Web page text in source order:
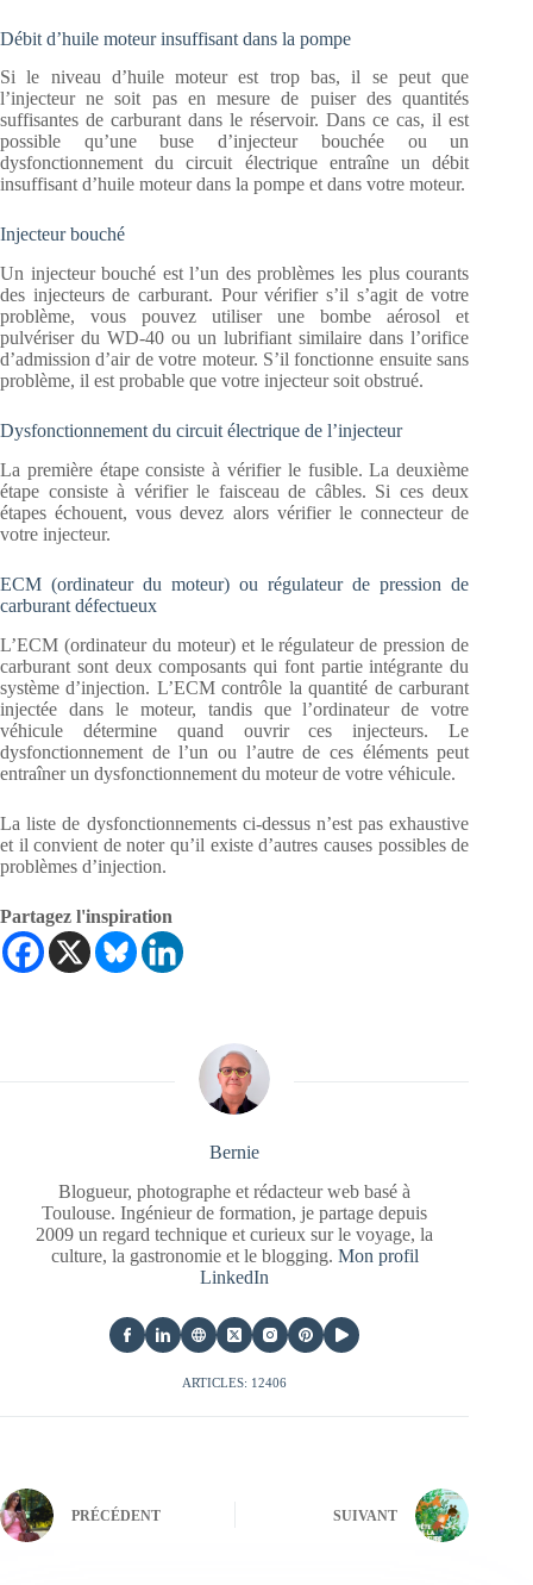
Débit d’huile moteur insuffisant dans la pompe
Si le niveau d’huile moteur est trop bas, il se peut que
l’injecteur ne soit pas en mesure de puiser des quantités
suffisantes de carburant dans le réservoir. Dans ce cas, il est
possible qu’une buse d’injecteur bouchée ou un
dysfonctionnement du circuit électrique entraîne un débit
insuffisant d’huile moteur dans la pompe et dans votre moteur.
Injecteur bouché
Un injecteur bouché est l’un des problèmes les plus courants
des injecteurs de carburant. Pour vérifier s’il s’agit de votre
problème, vous pouvez utiliser une bombe aérosol et
pulvériser du WD-40 ou un lubrifiant similaire dans l’orifice
d’admission d’air de votre moteur. S’il fonctionne ensuite sans
problème, il est probable que votre injecteur soit obstrué.
Dysfonctionnement du circuit électrique de l’injecteur
La première étape consiste à vérifier le fusible. La deuxième
étape consiste à vérifier le faisceau de câbles. Si ces deux
étapes échouent, vous devez alors vérifier le connecteur de
votre injecteur.
ECM (ordinateur du moteur) ou régulateur de pression de
carburant défectueux
L’ECM (ordinateur du moteur) et le régulateur de pression de
carburant sont deux composants qui font partie intégrante du
système d’injection. L’ECM contrôle la quantité de carburant
injectée dans le moteur, tandis que l’ordinateur de votre
véhicule détermine quand ouvrir ces injecteurs. Le
dysfonctionnement de l’un ou l’autre de ces éléments peut
entraîner un dysfonctionnement du moteur de votre véhicule.
La liste de dysfonctionnements ci-dessus n’est pas exhaustive
et il convient de noter qu’il existe d’autres causes possibles de
problèmes d’injection.
Partagez l'inspiration
Bernie
Blogueur, photographe et rédacteur web basé à
Toulouse. Ingénieur de formation, je partage depuis
2009 un regard technique et curieux sur le voyage, la
culture, la gastronomie et le blogging. Mon profil
LinkedIn
ARTICLES: 12406
PRÉCÉDENT SUIVANT